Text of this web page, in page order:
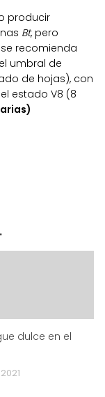
producir
Bt, pero
recomienda
umbral de
de hojas), con
estado V8 (8
dulce en el